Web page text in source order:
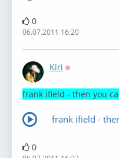
0
06.07.2011 16:20
Kiri
frank ifield - then you
frank ifield -
0